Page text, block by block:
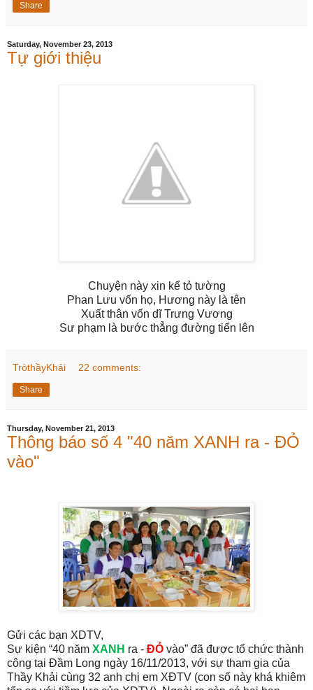
Share
Saturday, November 23, 2013
Tự giới thiệu
Chuyện này xin kể tỏ tường
Phan Lưu vốn họ, Hương này là tên
Xuất thân vốn dĩ Trưng Vương
Sư phạm là bước thẳng đường tiến lên
TròthầyKhải 22 comments:
Share
Thursday, November 21, 2013
Thông báo số 4 "40 năm XANH ra - ĐỎ
vào"
Gửi các bạn XDTV,
Sự kiện “40 năm XANH ra - ĐỎ vào” đã được tổ chức thành
công tại Đầm Long ngày 16/11/2013, với sự tham gia của
Thầy Khải cùng 32 anh chị em XĐTV (con số này khá khiêm